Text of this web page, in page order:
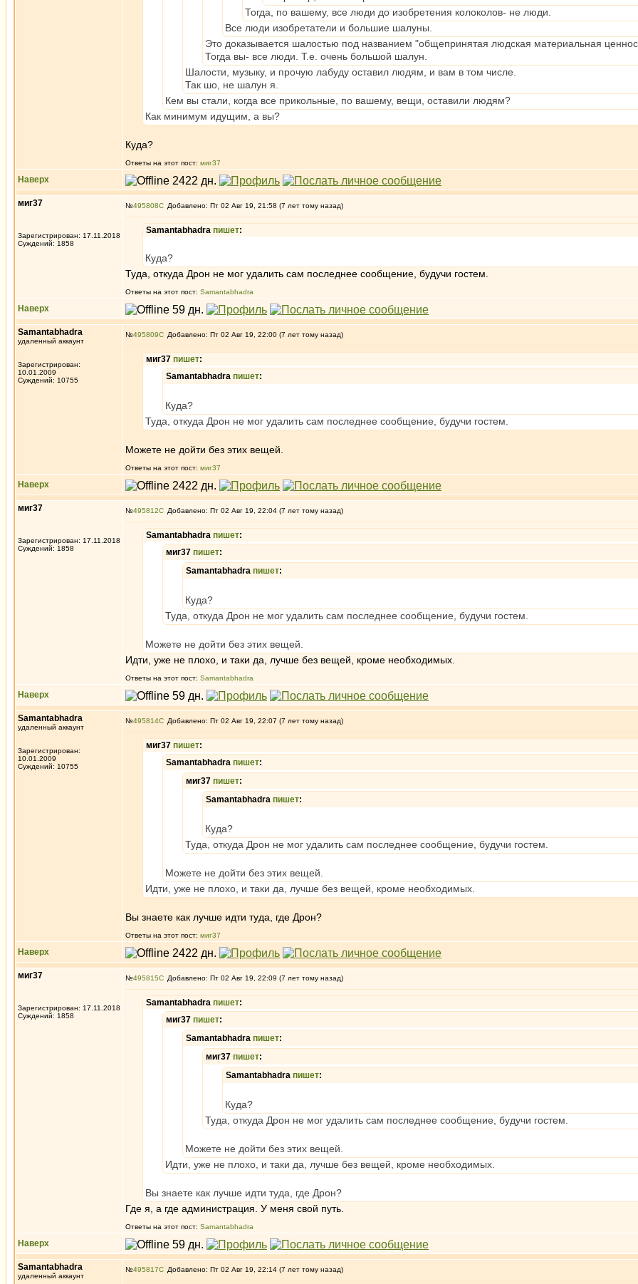
Тогда, по вашему, все люди до изобретения колоколов- не люди.
Все люди изобретатели и большие шалуны.
Это доказывается шалостью под названием "общепринятая людская материальная
Тогда вы- все люди. Т.е. очень большой шалун.
Шалости, музыку, и прочую лабуду оставил людям, и вам в том числе.
Так шо, не шалун я.
Кем вы стали, когда все прикольные, по вашему, вещи, оставили людям?
Как минимум идущим, а вы?
Куда?
Ответы на этот пост: миг37
Наверх
миг37
Зарегистрирован: 17.11.2018
Суждений: 1858
№495808 Добавлено: Пт 02 Авг 19, 21:58 (7 лет тому назад)
Samantabhadra пишет:
Куда?
Туда, откуда Дрон не мог удалить сам последнее сообщение, будучи гостем.
Ответы на этот пост: Samantabhadra
Наверх
Samantabhadra
удаленный аккаунт
Зарегистрирован:
10.01.2009
Суждений: 10755
№495809 Добавлено: Пт 02 Авг 19, 22:00 (7 лет тому назад)
миг37 пишет:
Samantabhadra пишет:
Куда?
Туда, откуда Дрон не мог удалить сам последнее сообщение, будучи гостем.
Можете не дойти без этих вещей.
Ответы на этот пост: миг37
Наверх
миг37
Зарегистрирован: 17.11.2018
Суждений: 1858
№495812 Добавлено: Пт 02 Авг 19, 22:04 (7 лет тому назад)
Samantabhadra пишет:
миг37 пишет:
Samantabhadra пишет:
Куда?
Туда, откуда Дрон не мог удалить сам последнее сообщение, будучи гостем.
Можете не дойти без этих вещей.
Идти, уже не плохо, и таки да, лучше без вещей, кроме необходимых.
Ответы на этот пост: Samantabhadra
Наверх
Samantabhadra
удаленный аккаунт
Зарегистрирован:
10.01.2009
Суждений: 10755
№495814 Добавлено: Пт 02 Авг 19, 22:07 (7 лет тому назад)
миг37 пишет:
Samantabhadra пишет:
миг37 пишет:
Samantabhadra пишет:
Куда?
Туда, откуда Дрон не мог удалить сам последнее сообщение, будучи гостем.
Можете не дойти без этих вещей.
Идти, уже не плохо, и таки да, лучше без вещей, кроме необходимых.
Вы знаете как лучше идти туда, где Дрон?
Ответы на этот пост: миг37
Наверх
миг37
Зарегистрирован: 17.11.2018
Суждений: 1858
№495815 Добавлено: Пт 02 Авг 19, 22:09 (7 лет тому назад)
Samantabhadra пишет:
миг37 пишет:
Samantabhadra пишет:
миг37 пишет:
Samantabhadra пишет:
Куда?
Туда, откуда Дрон не мог удалить сам последнее сообщение, будучи гостем.
Можете не дойти без этих вещей.
Идти, уже не плохо, и таки да, лучше без вещей, кроме необходимых.
Вы знаете как лучше идти туда, где Дрон?
Где я, а где администрация. У меня свой путь.
Ответы на этот пост: Samantabhadra
Наверх
Samantabhadra
удаленный аккаунт
№495817 Добавлено: Пт 02 Авг 19, 22:14 (7 лет тому назад)